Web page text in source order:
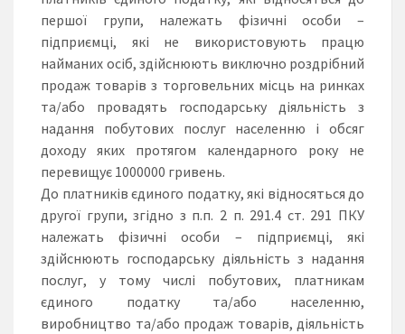
першої групи, належать фізичні особи –
підприємці, які не використовують працю
найманих осіб, здійснюють виключно роздрібний
продаж товарів з торговельних місць на ринках
та/або провадять господарську діяльність з
надання побутових послуг населенню і обсяг
доходу яких протягом календарного року не
перевищує 1000000 гривень.
До платників єдиного податку, які відносяться до
другої групи, згідно з п.п. 2 п. 291.4 ст. 291 ПКУ
належать фізичні особи – підприємці, які
здійснюють господарську діяльність з надання
послуг, у тому числі побутових, платникам
єдиного податку та/або населенню,
виробництво та/або продаж товарів, діяльність